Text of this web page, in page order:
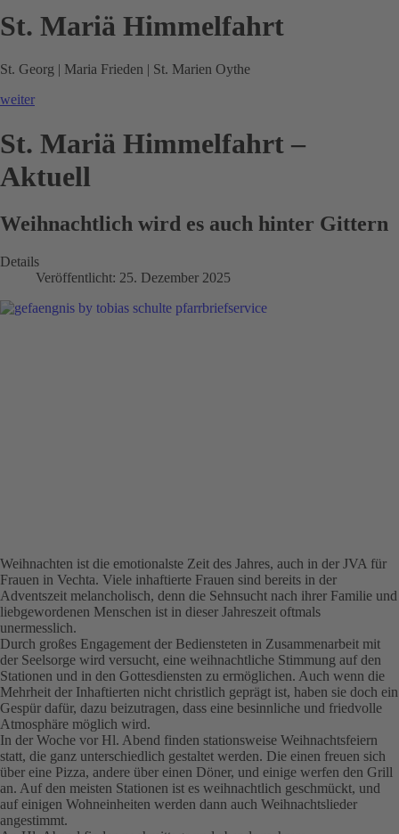
St. Mariä Himmelfahrt
St. Georg | Maria Frieden | St. Marien Oythe
weiter
St. Mariä Himmelfahrt –
Aktuell
Weihnachtlich wird es auch hinter Gittern
Details
Veröffentlicht: 25. Dezember 2025
Weihnachten ist die emotionalste Zeit des Jahres, auch in der JVA für
Frauen in Vechta. Viele inhaftierte Frauen sind bereits in der
Adventszeit melancholisch, denn die Sehnsucht nach ihrer Familie und
liebgewordenen Menschen ist in dieser Jahreszeit oftmals
unermesslich.
Durch großes Engagement der Bediensteten in Zusammenarbeit mit
der Seelsorge wird versucht, eine weihnachtliche Stimmung auf den
Stationen und in den Gottesdiensten zu ermöglichen. Auch wenn die
Mehrheit der Inhaftierten nicht christlich geprägt ist, haben sie doch ein
Gespür dafür, dazu beizutragen, dass eine besinnliche und friedvolle
Atmosphäre möglich wird.
In der Woche vor Hl. Abend finden stationsweise Weihnachtsfeiern
statt, die ganz unterschiedlich gestaltet werden. Die einen freuen sich
über eine Pizza, andere über einen Döner, und einige werfen den Grill
an. Auf den meisten Stationen ist es weihnachtlich geschmückt, und
auf einigen Wohneinheiten werden dann auch Weihnachtslieder
angestimmt.